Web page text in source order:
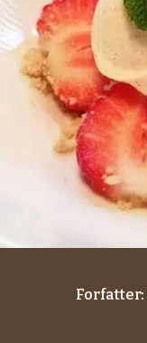
Forfatter: